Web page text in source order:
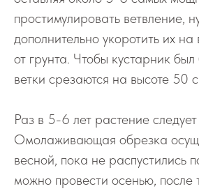
простимулировать ветвление,
дополнительно укоротить их
от грунта. Чтобы кустарник
ветки срезаются на высоте 50
Раз в 5-6 лет растение
Омолаживающая обрезка
весной, пока не распустились
можно провести осенью, после